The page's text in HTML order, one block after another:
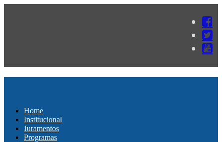
Home
Institucional
Juramentos
Programas